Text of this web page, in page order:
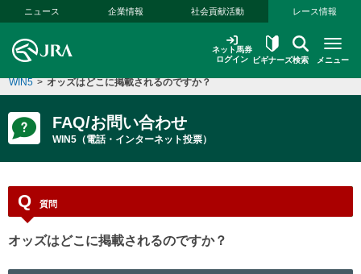
本文へ移動する
ニュース 企業情報 社会貢献活動 レース情報
ネット馬券
ログイン
ビギナーズ検索 メニュー
WIN5 > オッズはどこに掲載されるのですか？
FAQ/お問い合わせ
WIN5（電話・インターネット投票）
Q 質問
オッズはどこに掲載されるのですか？